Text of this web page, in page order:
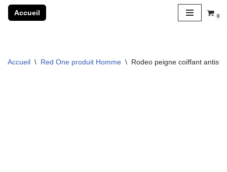
Accueil 0
Accueil \ Red One produit Homme \ Rodeo peigne coiffant